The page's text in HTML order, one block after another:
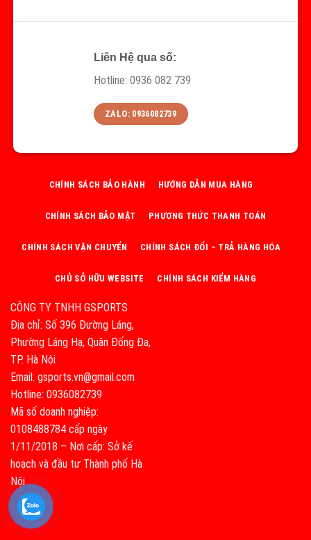
Liên Hệ qua số:
Hotline: 0936 082 739
ZALO: 0936082739
CÔNG TY TNHH GSPORTS
Địa chỉ: Số 396 Đường Láng,
Phường Láng Hạ, Quận Đống Đa,
TP. Hà Nội
Email: gsports.vn@gmail.com
Hotline: 0936082739
Mã số doanh nghiệp:
0108488784 cấp ngày
1/11/2018 – Nơi cấp: Sở kế
hoạch và đầu tư Thành phố Hà
Nội
CHÍNH SÁCH BẢO HÀNH HƯỚNG DẪN MUA HÀNG
CHÍNH SÁCH BẢO MẬT PHƯƠNG THỨC THANH TOÁN
CHÍNH SÁCH VẬN CHUYỂN CHÍNH SÁCH ĐỔI – TRẢ HÀNG HÓA
CHỦ SỞ HỮU WEBSITE CHÍNH SÁCH KIỂM HÀNG